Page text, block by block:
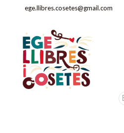
ege.llibres.cosetes@gmail.com